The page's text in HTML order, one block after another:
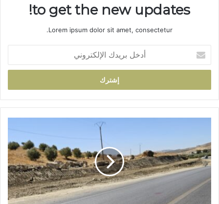
to get the new updates!
Lorem ipsum dolor sit amet, consectetur.
خ
ب
ر
ا
ل
إ
ك
د
م
أ